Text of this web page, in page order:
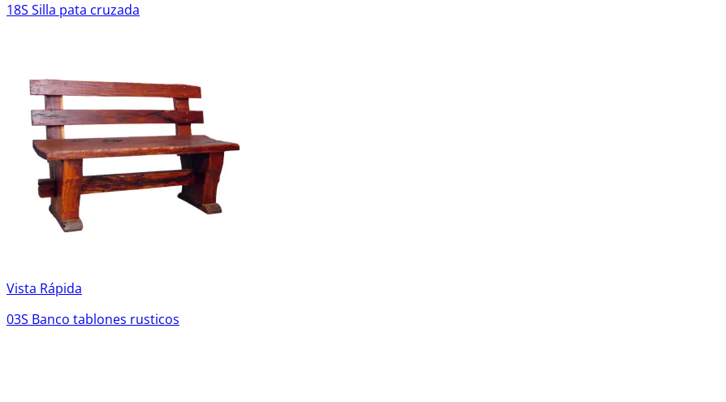
18S Silla pata cruzada
Vista Rápida
03S Banco tablones rusticos